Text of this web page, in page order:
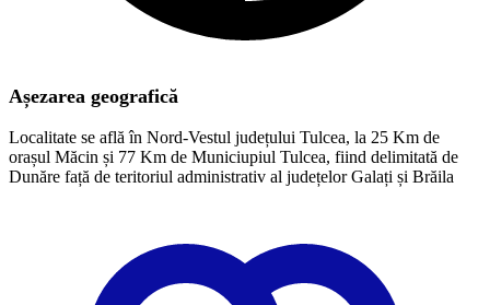
Așezarea geografică
Localitate se află în Nord-Vestul județului Tulcea, la 25 Km de
orașul Măcin și 77 Km de Municiupiul Tulcea, fiind delimitată de
Dunăre față de teritoriul administrativ al județelor Galați și Brăila